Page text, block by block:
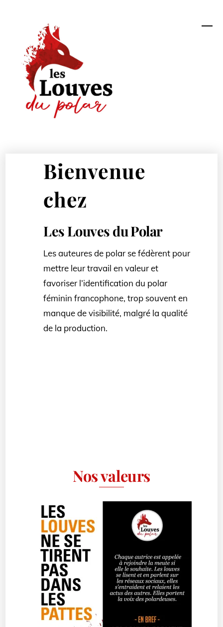
content
Bienvenue
chez
Les Louves du Polar
Les auteures de polar se fédèrent pour
mettre leur travail en valeur et
favoriser l’identification du polar
féminin francophone, trop souvent en
manque de visibilité, malgré la qualité
de la production.
Nos valeurs